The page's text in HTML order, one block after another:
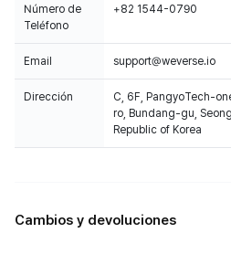
Número de
Teléfono
+82 1544-0790
Email support@weverse.io
Dirección
C, 6F, PangyoTech-
ro, Bundang-gu,
Republic of Korea
Cambios y devoluciones